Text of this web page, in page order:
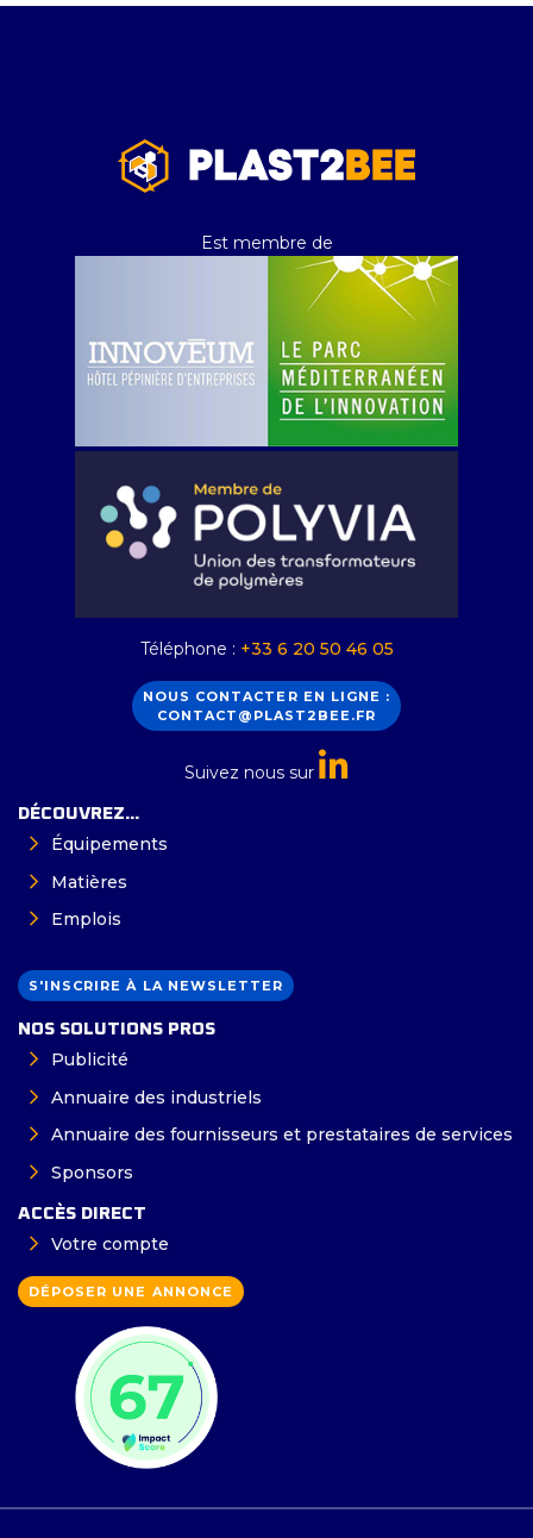
Est membre de
Téléphone : +33 6 20 50 46 05
NOUS CONTACTER EN LIGNE :
CONTACT@PLAST2BEE.FR
Suivez nous sur
DÉCOUVREZ...
Équipements
Matières
Emplois
S'INSCRIRE À LA NEWSLETTER
NOS SOLUTIONS PROS
Publicité
Annuaire des industriels
Annuaire des fournisseurs et prestataires de services
Sponsors
ACCÈS DIRECT
Votre compte
DÉPOSER UNE ANNONCE